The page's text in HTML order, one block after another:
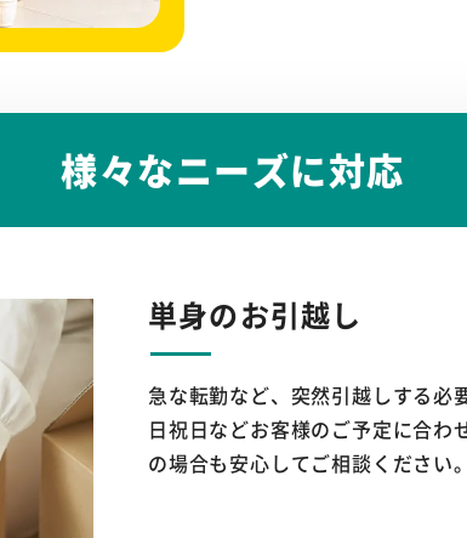
様々なニーズに対応
単身のお引越し
急な転勤など、突然引越しする必
日祝日などお客様のご予定に合わ
の場合も安心してご相談ください。